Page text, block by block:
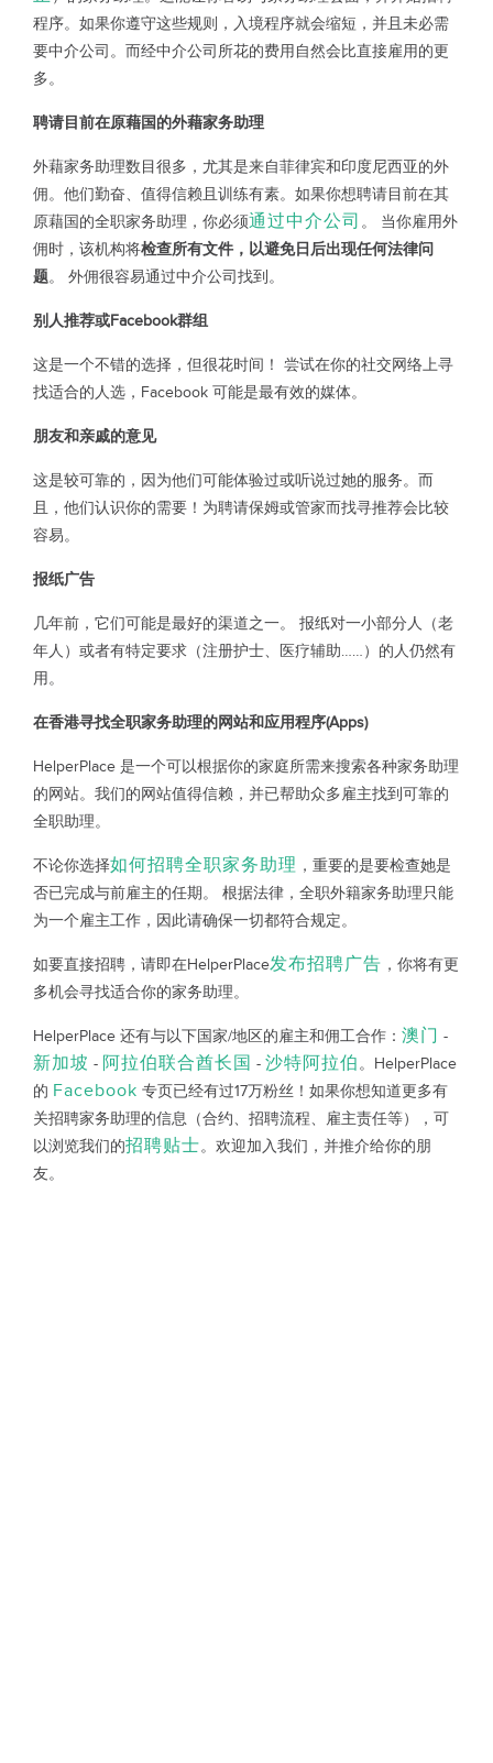
程序。如果你遵守这些规则，入境程序就会缩短，并且未必需
要中介公司。而经中介公司所花的费用自然会比直接雇用的更
多。
聘请目前在原藉国的外藉家务助理
外藉家务助理数目很多，尤其是来自菲律宾和印度尼西亚的外
佣。他们勤奋、值得信赖且训练有素。如果你想聘请目前在其
原藉国的全职家务助理，你必须通过中介公司 。 当你雇用外
佣时，该机构将检查所有文件，以避免日后出现任何法律问
题。 外佣很容易通过中介公司找到。
别人推荐或Facebook群组
这是一个不错的选择，但很花时间！ 尝试在你的社交网络上寻
找适合的人选，Facebook 可能是最有效的媒体。
朋友和亲戚的意见
这是较可靠的，因为他们可能体验过或听说过她的服务。而
且，他们认识你的需要！为聘请保姆或管家而找寻推荐会比较
容易。
报纸广告
几年前，它们可能是最好的渠道之一。 报纸对一小部分人（老
年人）或者有特定要求（注册护士、医疗辅助……）的人仍然有
用。
在香港寻找全职家务助理的网站和应用程序(Apps)
HelperPlace 是一个可以根据你的家庭所需来搜索各种家务助理
的网站。我们的网站值得信赖，并已帮助众多雇主找到可靠的
全职助理。
不论你选择如何招聘全职家务助理 ，重要的是要检查她是
否已完成与前雇主的任期。 根据法律，全职外籍家务助理只能
为一个雇主工作，因此请确保一切都符合规定。
如要直接招聘，请即在HelperPlace发布招聘广告 ，你将有更
多机会寻找适合你的家务助理。
HelperPlace 还有与以下国家/地区的雇主和佣工合作： 澳门 -
新加坡 - 阿拉伯联合酋长国 - 沙特阿拉伯。HelperPlace
的 Facebook 专页已经有过17万粉丝！如果你想知道更多有
关招聘家务助理的信息（合约、招聘流程、雇主责任等），可
以浏览我们的招聘贴士。欢迎加入我们，并推介给你的朋
友。